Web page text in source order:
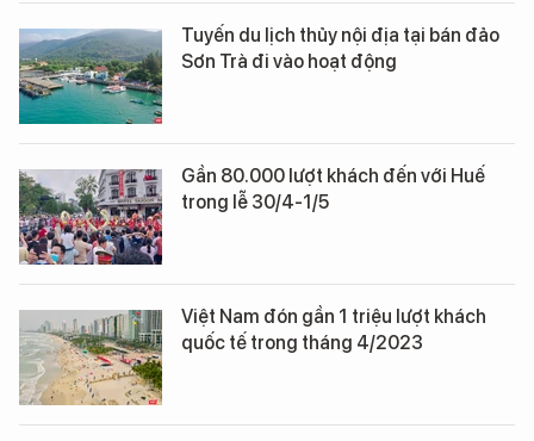
Tuyến du lịch thủy nội địa tại bán đảo
Sơn Trà đi vào hoạt động
Gần 80.000 lượt khách đến với Huế
trong lễ 30/4-1/5
Việt Nam đón gần 1 triệu lượt khách
quốc tế trong tháng 4/2023